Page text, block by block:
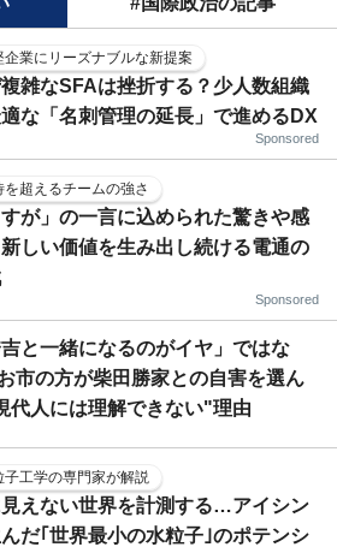
企業にリーズナブルな新提案
雑なSFAは挫折する？少人数組織
な「名刺管理の延長」で進めるDX
Sponsored
を超えるチームの強さ
すが」の一言に込められた驚きや感
しい価値を生み出し続ける電通の
Sponsored
吉と一緒になるのがイヤ」ではな
市の方が柴田勝家との自害を選ん
代人には理解できない"理由
子工学の専門家が解説
見えない世界を計測する…アイシン
だ｢世界最小の水粒子｣のポテンシ